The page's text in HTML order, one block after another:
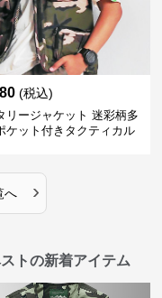
(税込)
リージャケット 迷彩柄多
ケット付きタクティカル
へ ›
トの新着アイテム